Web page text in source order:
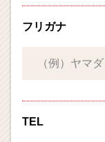
フリガナ
TEL